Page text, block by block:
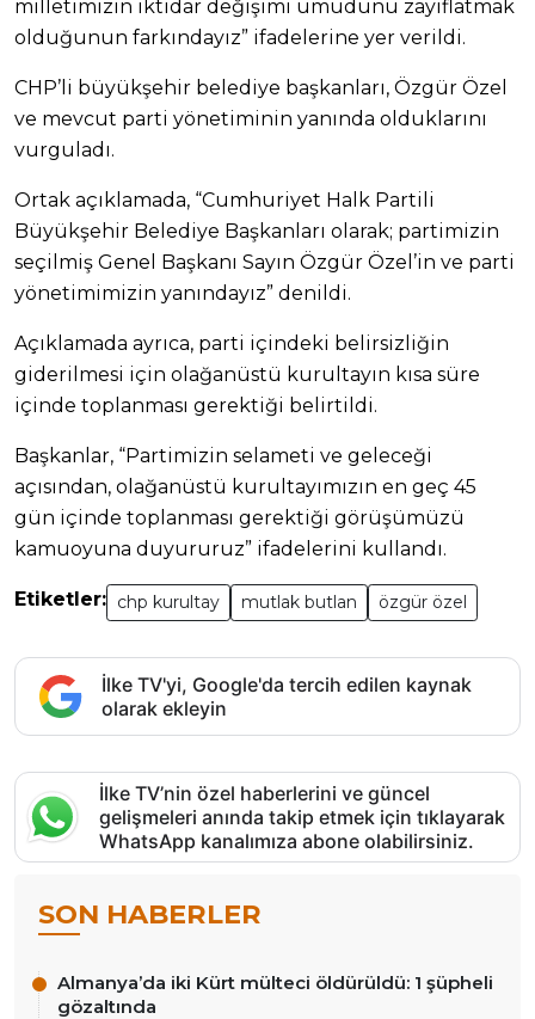
milletimizin iktidar değişimi umudunu zayıflatmak
olduğunun farkındayız” ifadelerine yer verildi.
CHP’li büyükşehir belediye başkanları, Özgür Özel
ve mevcut parti yönetiminin yanında olduklarını
vurguladı.
Ortak açıklamada, “Cumhuriyet Halk Partili
Büyükşehir Belediye Başkanları olarak; partimizin
seçilmiş Genel Başkanı Sayın Özgür Özel’in ve parti
yönetimimizin yanındayız” denildi.
Açıklamada ayrıca, parti içindeki belirsizliğin
giderilmesi için olağanüstü kurultayın kısa süre
içinde toplanması gerektiği belirtildi.
Başkanlar, “Partimizin selameti ve geleceği
açısından, olağanüstü kurultayımızın en geç 45
gün içinde toplanması gerektiği görüşümüzü
kamuoyuna duyururuz” ifadelerini kullandı.
Etiketler: chp kurultay mutlak butlan özgür özel
İlke TV'yi, Google'da tercih edilen kaynak
olarak ekleyin
İlke TV’nin özel haberlerini ve güncel
gelişmeleri anında takip etmek için tıklayarak
WhatsApp kanalımıza abone olabilirsiniz.
SON HABERLER
Almanya’da iki Kürt mülteci öldürüldü: 1 şüpheli
gözaltında